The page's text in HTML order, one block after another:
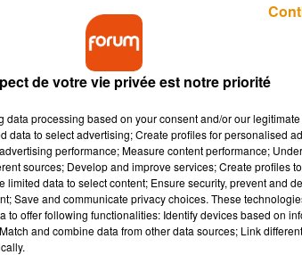
Zoodyssée, de Villiers-en-Bois
Kiwi, d'ailleurs, n'est pas
de votre vie privée est notre priorité
data processing based on your consent and/or our
data to select advertising; Create profiles for personalised
performance; Measure content performance;
sources; Develop and improve services; Create profiles
data to select content; Ensure security, prevent and
Save and communicate privacy choices. These
to offer following functionalities: Identify devices based on
and combine data from other data sources; Link